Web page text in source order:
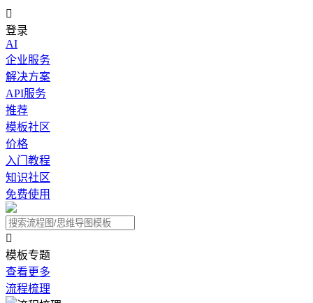

登录
AI
企业服务
解决方案
API服务
推荐
模板社区
价格
入门教程
知识社区
免费使用

模板专题
查看更多
流程梳理